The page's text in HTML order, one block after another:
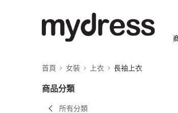
首頁 女裝 上衣 長袖上衣
商品分類
所有分類